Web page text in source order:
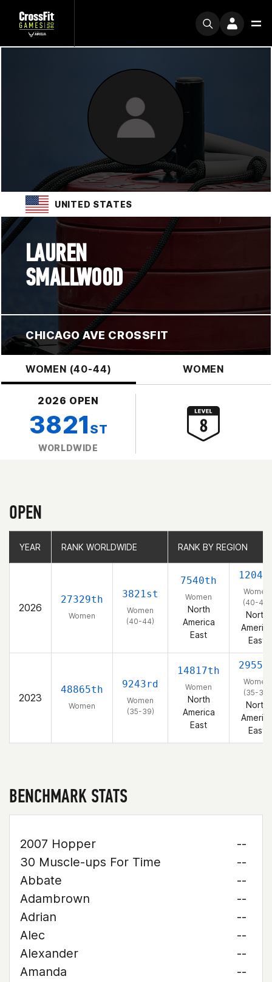
UNITED STATES
LAUREN
SMALLWOOD
CHICAGO AVE CROSSFIT
WOMEN (40-44) WOMEN
2026 OPEN
3821 ST
WORLDWIDE
OPEN
YEAR RANK WORLDWIDE RANK BY REGION
2026
27329th
Women
3821st
Women
(40-44)
7540th
Women
North
America
East
Women
(40-44)
North
East
2023
48865th
Women
9243rd
Women
(35-39)
14817th
Women
North
America
East
Women
(35-39)
North
East
YEAR RANK WORLDWIDE RANK BY REGION
BENCHMARK STATS
2007 Hopper
--
30 Muscle-ups For Time
--
Abbate
--
Adambrown
--
Adrian
--
Alec
--
Alexander
--
Amanda
--